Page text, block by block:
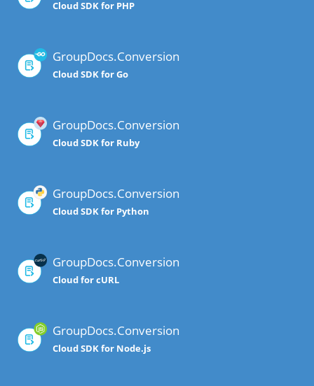
Cloud SDK for PHP
GroupDocs.Conversion
Cloud SDK for Go
GroupDocs.Conversion
Cloud SDK for Ruby
GroupDocs.Conversion
Cloud SDK for Python
GroupDocs.Conversion
Cloud for cURL
GroupDocs.Conversion
Cloud SDK for Node.js